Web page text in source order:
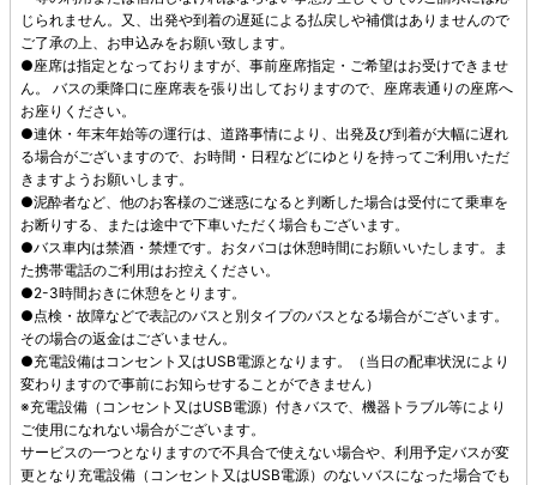
じられません。又、出発や到着の遅延による払戻しや補償はありませんので
ご了承の上、お申込みをお願い致します。
●座席は指定となっておりますが、事前座席指定・ご希望はお受けできませ
ん。 バスの乗降口に座席表を張り出しておりますので、座席表通りの座席へ
お座りください。
●連休・年末年始等の運行は、道路事情により、出発及び到着が大幅に遅れ
る場合がございますので、お時間・日程などにゆとりを持ってご利用いただ
きますようお願いします。
●泥酔者など、他のお客様のご迷惑になると判断した場合は受付にて乗車を
お断りする、または途中で下車いただく場合もございます。
●バス車内は禁酒・禁煙です。おタバコは休憩時間にお願いいたします。ま
た携帯電話のご利用はお控えください。
●2-3時間おきに休憩をとります。
●点検・故障などで表記のバスと別タイプのバスとなる場合がございます。
その場合の返金はございません。
●充電設備はコンセント又はUSB電源となります。（当日の配車状況により
変わりますので事前にお知らせすることができません）
※充電設備（コンセント又はUSB電源）付きバスで、機器トラブル等により
ご使用になれない場合がございます。
サービスの一つとなりますので不具合で使えない場合や、利用予定バスが変
更となり充電設備（コンセント又はUSB電源）のないバスになった場合でも